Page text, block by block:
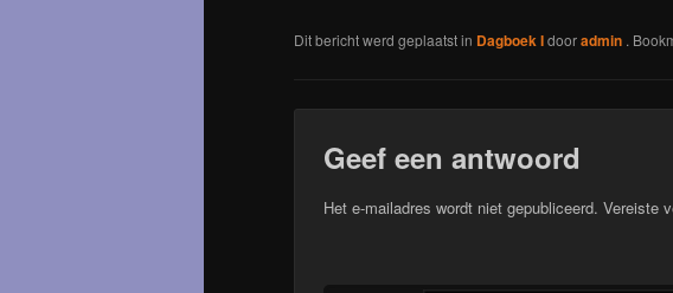
Dit bericht werd geplaatst in Dagboek Idooradmin .
Geef een antwoord
Het e-mailadres wordt niet gepubliceerd. Vereiste